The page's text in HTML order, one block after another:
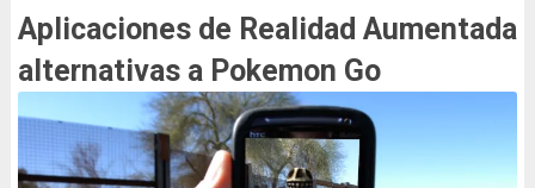
Aplicaciones de Realidad Aumentada
alternativas a Pokemon Go